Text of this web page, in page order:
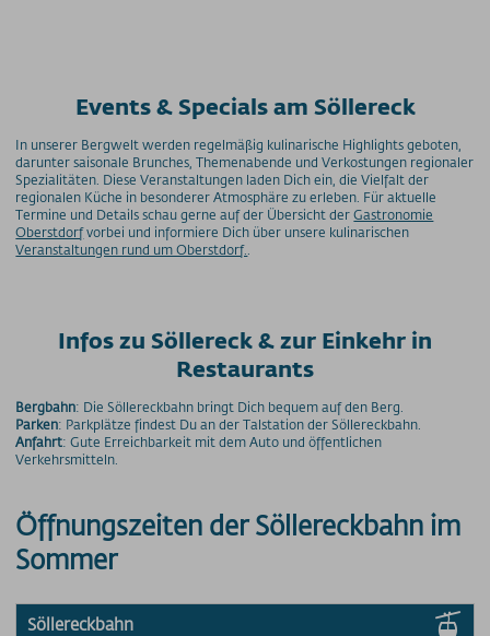
Events & Specials am Söllereck
In unserer Bergwelt werden regelmäßig kulinarische Highlights geboten,
darunter saisonale Brunches, Themenabende und Verkostungen regionaler
Spezialitäten. Diese Veranstaltungen laden Dich ein, die Vielfalt der
regionalen Küche in besonderer Atmosphäre zu erleben. Für aktuelle
Termine und Details schau gerne auf der Übersicht derGastronomie
Oberstdorfvorbei und informiere Dich über unsere kulinarischen
Veranstaltungen rund um Oberstdorf.
Infos zu Söllereck & zur Einkehr in
Restaurants
Bergbahn: Die Söllereckbahn bringt Dich bequem auf den Berg.
Parken: Parkplätze findest Du an der Talstation der Söllereckbahn.
Anfahrt: Gute Erreichbarkeit mit dem Auto und öffentlichen
Verkehrsmitteln.
Öffnungszeiten der Söllereckbahn im
Sommer
Söllereckbahn